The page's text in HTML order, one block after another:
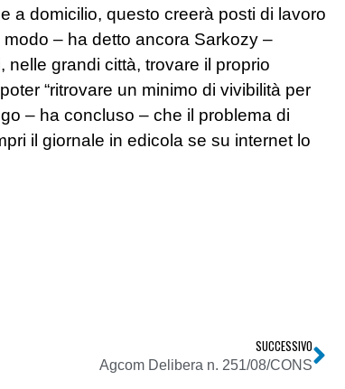
a domicilio, questo creerà posti di lavoro
– ha detto ancora Sarkozy –
grandi città, trovare il proprio
“ritrovare un minimo di vivibilità per
– ha concluso – che il problema di
il giornale in edicola se su internet lo
SUCCESSIVO
Agcom Delibera n. 251/08/CONS